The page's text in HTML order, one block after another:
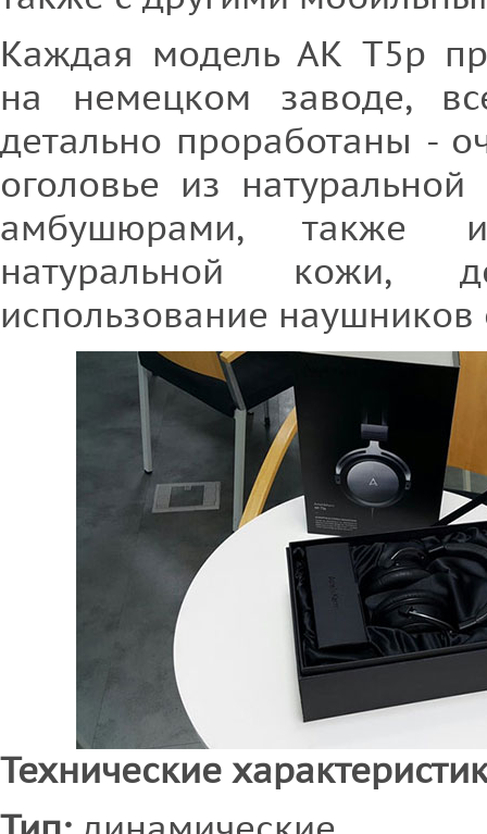
Каждая модель АК T5p
на немецком заводе,
детально проработаны -
оголовье из
амбушюрами, также
натуральной кожи,
использование
Технические